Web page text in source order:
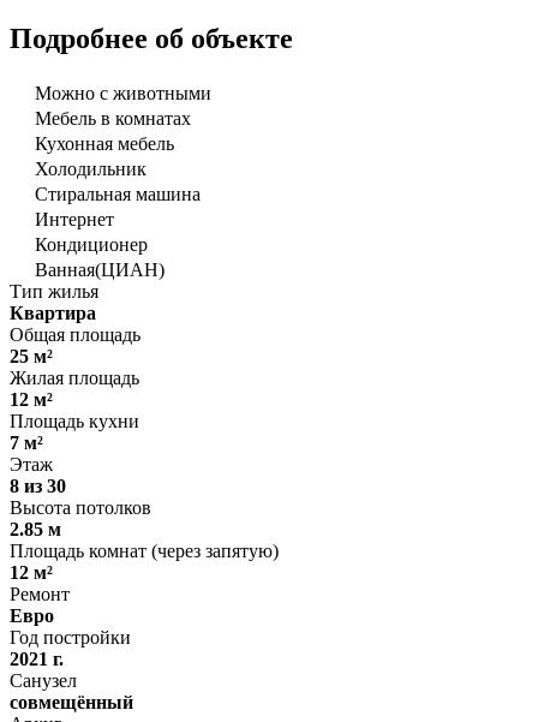
Подробнее об объекте
Можно с животными
Мебель в комнатах
Кухонная мебель
Холодильник
Стиральная машина
Интернет
Кондиционер
Ванная(ЦИАН)
Тип жилья
Квартира
Общая площадь
25 м²
Жилая площадь
12 м²
Площадь кухни
7 м²
Этаж
8 из 30
Высота потолков
2.85 м
Площадь комнат (через запятую)
12 м²
Ремонт
Евро
Год постройки
2021 г.
Санузел
совмещённый